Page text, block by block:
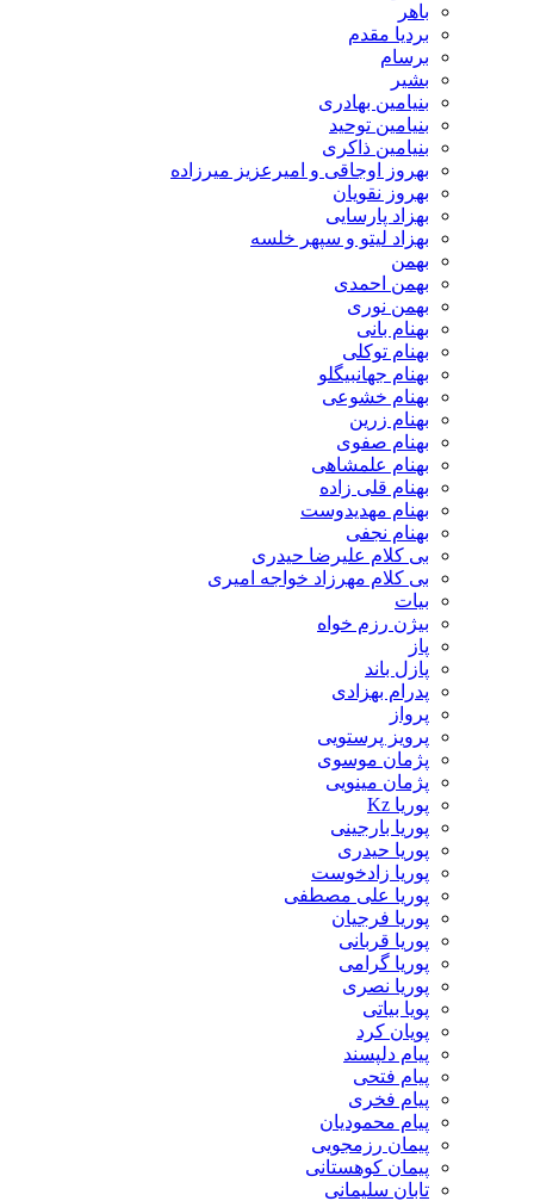
بردیا مقدم
بنیامین بهادری
بنیامین توحید
بنیامین ذاکری
بهروز اوجاقی و امیرعزیز میرزاده
بهروز نقویان
بهزاد پارسایی
بهزاد لیتو و سپهر خلسه
بهمن احمدی
بهمن نوری
بهنام بانی
بهنام توکلی
بهنام جهانبیگلو
بهنام خشوعی
بهنام زرین
بهنام صفوی
بهنام علمشاهی
بهنام قلی زاده
بهنام مهدیدوست
بهنام نجفی
بی کلام علیرضا حیدری
بی کلام مهرزاد خواجه امیری
بیژن رزم خواه
پازل باند
پدرام بهزادی
پرویز پرستویی
پژمان موسوی
پژمان مینویی
پوریا بارجینی
پوریا حیدری
پوریا زادخوست
پوریا علی مصطفی
پوریا فرجیان
پوریا قربانی
پوریا گرامی
پوریا نصری
پویا بیاتی
پویان کرد
پیام دلپسند
پیام فتحی
پیام فخری
پیام محمودیان
پیمان رزمجویی
پیمان کوهستانی
تابان سلیمانی